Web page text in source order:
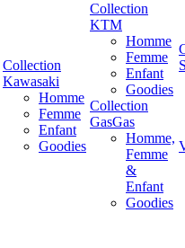
Collection
Kawasaki
Homme
Femme
Enfant
Goodies
Collection
KTM
Homme
Femme
Enfant
Goodies
Collection
GasGas
Homme,
Femme
&
Enfant
Goodies